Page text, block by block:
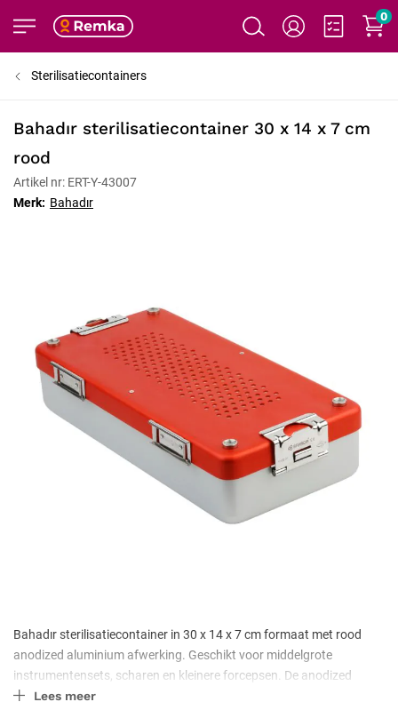
0
Sterilisatiecontainers
Bahadır sterilisatiecontainer 30 x 14 x 7 cm
rood
Artikel nr: ERT-Y-43007
Merk: Bahadır
Bahadır sterilisatiecontainer in 30 x 14 x 7 cm formaat met rood
anodized aluminium afwerking. Geschikt voor middelgrote
instrumentensets, scharen en kleinere forcepsen. De anodized
afwerking is autoclaveerbaar tot 134 °C en bestand tegen corrosie.
Lees meer